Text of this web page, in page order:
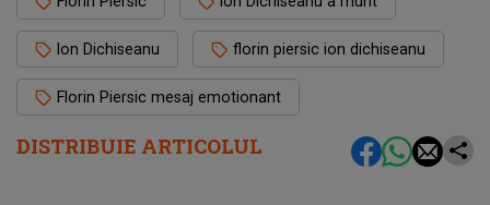
DISTRIBUIE ARTICOLUL
Ion Dichiseanu florin piersic ion dichiseanu
Florin Piersic mesaj emotionant